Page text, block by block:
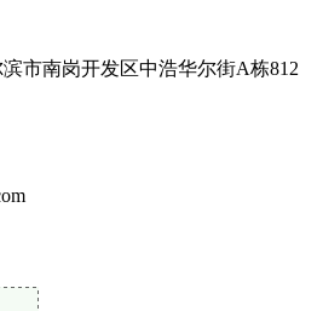
市南岗开发区中浩华尔街A栋812